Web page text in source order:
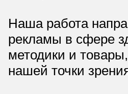
Наша работа
рекламы в сфере
методики и
нашей точки